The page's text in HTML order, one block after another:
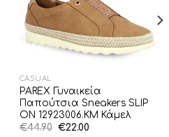
CASUAL
PAREX Γυναικεία
Παπούτσια Sneakers SLIP
ON 12923006.KM Κάμελ
€44.90 Original
€22.00Η